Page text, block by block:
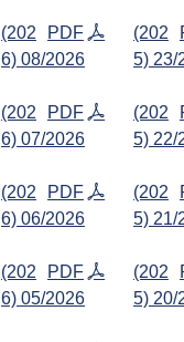
PDF
(202
6) 08/2026
PDF
(202
6) 07/2026
PDF
(202
6) 06/2026
PDF
(202
6) 05/2026
(202
5) 23/
(202
5) 22/
(202
5) 21/
(202
5) 20/